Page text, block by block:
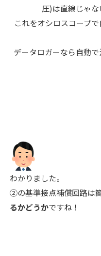
圧)は直線じゃな
これをオシロスコープ
データロガーなら自動
わかりました。
②の基準接点補償回路は
るかどうかですね！